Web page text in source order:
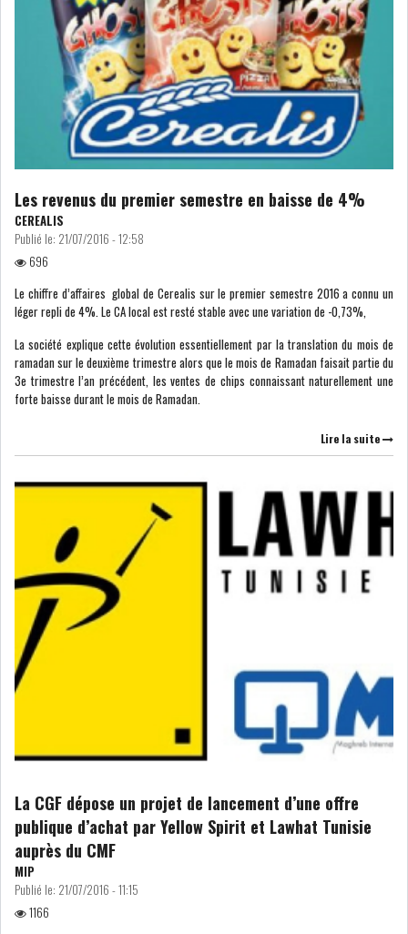
Les revenus du premier semestre en baisse de 4%
CEREALIS
Publié le: 21/07/2016 - 12:58
696
Le chiffre d’affaires global de Cerealis sur le premier semestre 2016 a connu un
léger repli de 4%. Le CA local est resté stable avec une variation de -0,73%,
La société explique cette évolution essentiellement par la translation du mois de
ramadan sur le deuxième trimestre alors que le mois de Ramadan faisait partie du
3e trimestre l’an précédent, les ventes de chips connaissant naturellement une
forte baisse durant le mois de Ramadan.
Lire la suite
La CGF dépose un projet de lancement d’une offre
publique d’achat par Yellow Spirit et Lawhat Tunisie
auprès du CMF
MIP
Publié le: 21/07/2016 - 11:15
1166